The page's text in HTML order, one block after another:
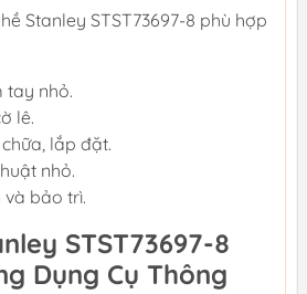
Stanley STST73697-8 phù hợp
tay nhỏ.
lê.
lắp đặt.
nhỏ.
và bảo trì.
STST73697-8
Dụng Cụ Thông